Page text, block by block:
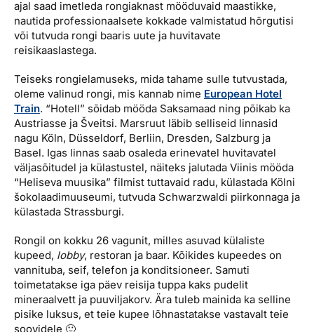
ajal saad imetleda rongiaknast mööduvaid maastikke,
nautida professionaalsete kokkade valmistatud hõrgutisi
või tutvuda rongi baaris uute ja huvitavate
reisikaaslastega.
Teiseks rongielamuseks, mida tahame sulle tutvustada,
oleme valinud rongi, mis kannab nime European Hotel
Train. “Hotell” sõidab mööda Saksamaad ning põikab ka
Austriasse ja Šveitsi. Marsruut läbib selliseid linnasid
nagu Köln, Düsseldorf, Berliin, Dresden, Salzburg ja
Basel. Igas linnas saab osaleda erinevatel huvitavatel
väljasõitudel ja külastustel, näiteks jalutada Viinis mööda
“Heliseva muusika” filmist tuttavaid radu, külastada Kölni
šokolaadimuuseumi, tutvuda Schwarzwaldi piirkonnaga ja
külastada Strassburgi.
Rongil on kokku 26 vagunit, milles asuvad külaliste
kupeed, lobby, restoran ja baar. Kõikides kupeedes on
vannituba, seif, telefon ja konditsioneer. Samuti
toimetatakse iga päev reisija tuppa kaks pudelit
mineraalvett ja puuviljakorv. Ära tuleb mainida ka selline
pisike luksus, et teie kupee lõhnastatakse vastavalt teie
soovidele 🙂